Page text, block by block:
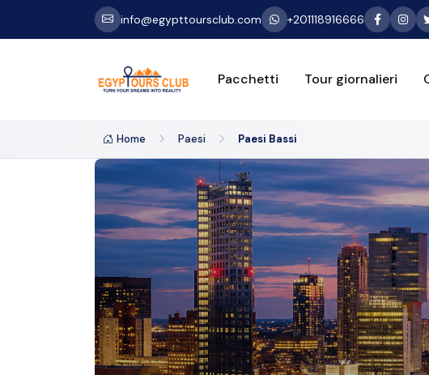
info@egypttoursclub.com +201118916666
Pacchetti Tour giornalieri
Home Paesi Paesi Bassi